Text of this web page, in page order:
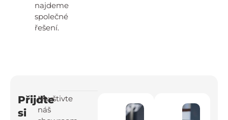
najdeme
společné
řešení.
Přijďte
si
Navštivte
náš